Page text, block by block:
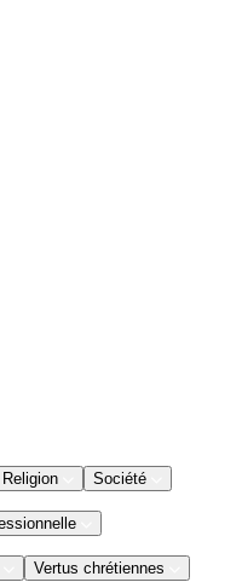
Religion Société
Vertus chrétiennes